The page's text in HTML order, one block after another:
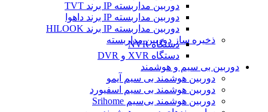
دوربین مداربسته IP برند TVT
دوربین مداربسته IP برند داهوا
دوربین مداربسته IP برند HILOOK
ذخیره ساز دوربین مداربسته
دستگاه NVR
دستگاه XVR و DVR
دوربین بی سیم و هوشمند
دوربین هوشمند بی سیم آیمو
دوربین هوشمند بی سیم اسفیورد
دوربین هوشمند بی‌سیم Srihome